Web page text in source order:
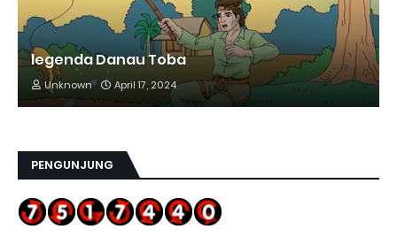
legenda Danau Toba
Unknown April 17, 2024
PENGUNJUNG